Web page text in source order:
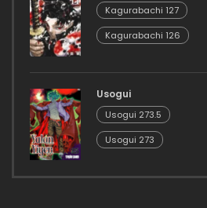
Kagurabachi 127
Kagurabachi 126
Usogui
Usogui 273.5
Usogui 273